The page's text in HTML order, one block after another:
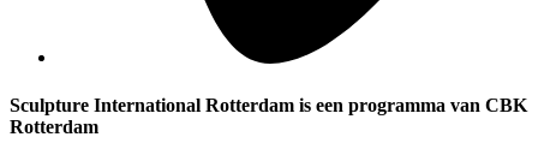
Sculpture International Rotterdam is een programma van CBK
Rotterdam